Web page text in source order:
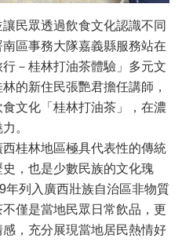
眾透過飲食文化認識不同
區事務大隊嘉義縣服務站在
－桂林打油茶體驗」多元文
的新住民張艷君擔任講師，
文化「桂林打油茶」，在濃
。
桂林地區極具代表性的傳統
，也是少數民族的文化瑰
年列入廣西壯族自治區非物質
僅是當地民眾日常飲品，更
，充分展現當地居民熱情好